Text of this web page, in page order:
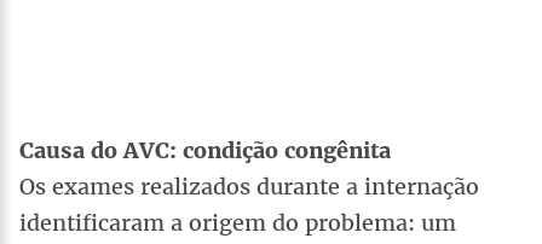
Causa do AVC: condição congênita
Os exames realizados durante a internação
identificaram a origem do problema: um